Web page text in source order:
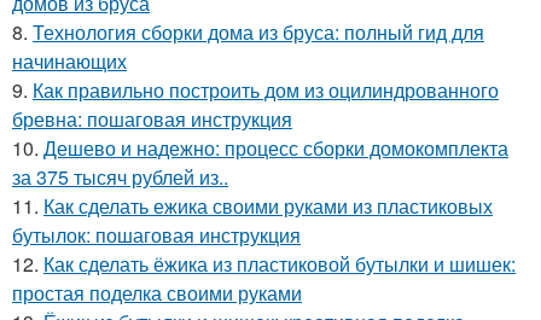
8. Технология сборки дома из бруса: полный гид для
начинающих
9. Как правильно построить дом из оцилиндрованного
бревна: пошаговая инструкция
10. Дешево и надежно: процесс сборки домокомплекта
за 375 тысяч рублей из..
11. Как сделать ежика своими руками из пластиковых
бутылок: пошаговая инструкция
12. Как сделать ёжика из пластиковой бутылки и шишек:
простая поделка своими руками